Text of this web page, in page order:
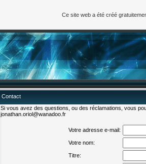
Contact
Si vous avez des questions, ou des réclamations, vous
jonathan.oriol@wanadoo.fr
Votre adresse e-mail:
Votre nom:
Titre:
Ce site web a été créé